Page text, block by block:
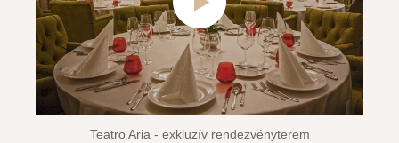
Teatro Aria - exkluzív rendezvényterem